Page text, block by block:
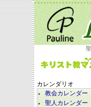
カレンダリオ
教会カレンダー
聖人カレンダー